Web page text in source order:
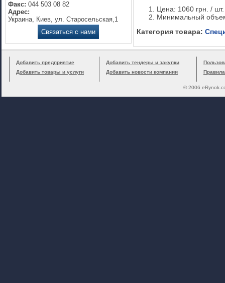
Факс: 044 503 08 82
Адрес:
Украина, Киев, ул. Старосельская,1
Связаться с нами
Цена: 1060 грн. / шт.
Минимальный
Категория товара:
Добавить предприятие
Добавить товары и услуги
Добавить тендеры и закупки
Добавить новости компании
© 2006